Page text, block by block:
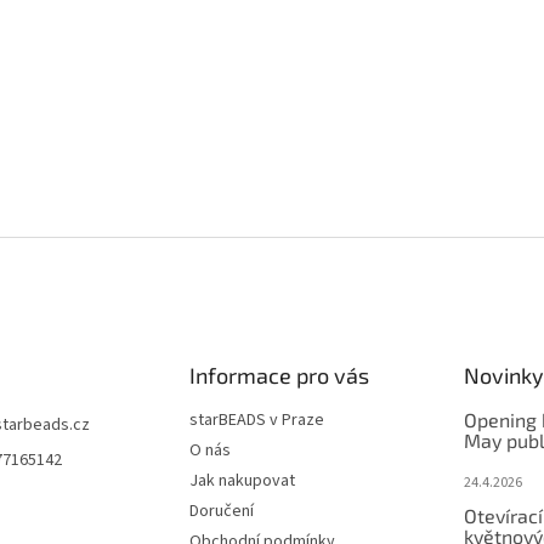
Informace pro vás
starBEADS v Praze
O nás
Jak nakupovat
Doručení
Novinky
Opening
May
24.4.2026